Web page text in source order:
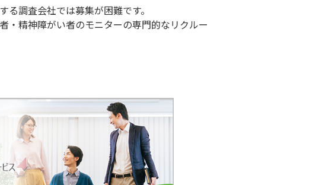
調査会社では募集が困難です。
・精神障がい者のモニターの専門的なリクルー